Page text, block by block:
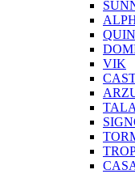
VIK